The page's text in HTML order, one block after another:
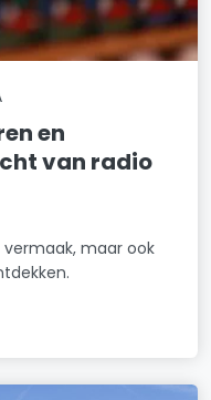
en
van radio
maar ook